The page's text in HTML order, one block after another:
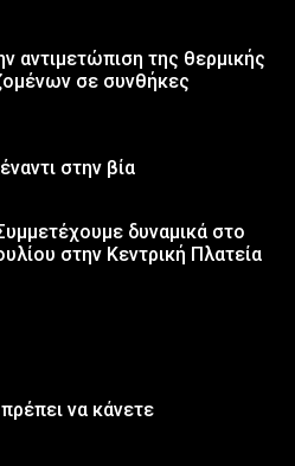
αντιμετώπιση της θερμικής
σε συνθήκες
στην βία
δυναμικά στο
στην Κεντρική Πλατεία
να κάνετε